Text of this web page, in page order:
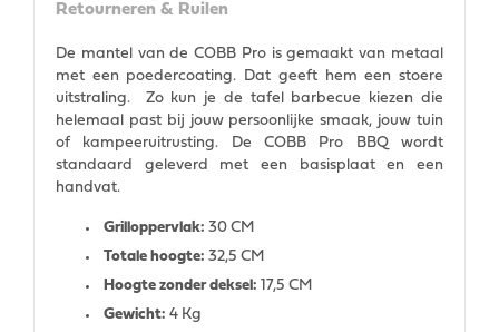
Retourneren & Ruilen
De mantel van de COBB Pro is gemaakt van metaal
met een poedercoating. Dat geeft hem een stoere
uitstraling. Zo kun je de tafel barbecue kiezen die
helemaal past bij jouw persoonlijke smaak, jouw tuin
of kampeeruitrusting. De COBB Pro BBQ wordt
standaard geleverd met een basisplaat en een
handvat.
Grilloppervlak: 30 CM
Totale hoogte: 32,5 CM
Hoogte zonder deksel:
17,5 CM
Gewicht: 4 Kg